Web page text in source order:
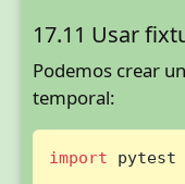
17.11 Usar
Podemos crear
temporal:
import pytest